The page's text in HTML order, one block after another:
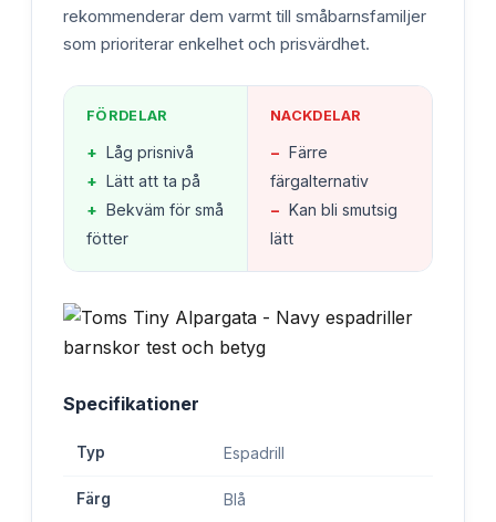
rekommenderar dem varmt till småbarnsfamiljer
som prioriterar enkelhet och prisvärdhet.
FÖRDELAR
+ Låg prisnivå
+ Lätt att ta på
+ Bekväm för små
fötter
NACKDELAR
− Färre
färgalternativ
− Kan bli smutsig
lätt
Specifikationer
Typ Espadrill
Färg Blå